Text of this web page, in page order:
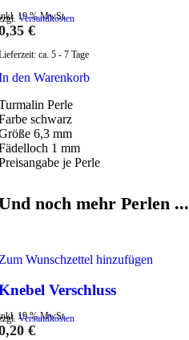
19 % MwSt.
Versandkosten
€
ca. 5 - 7 Tage
den Warenkorb
Perle
schwarz
6,3 mm
1 mm
je Perle
noch mehr Perlen ...
Wunschzettel hinzufügen
Verschluss
19 % MwSt.
Versandkosten
€